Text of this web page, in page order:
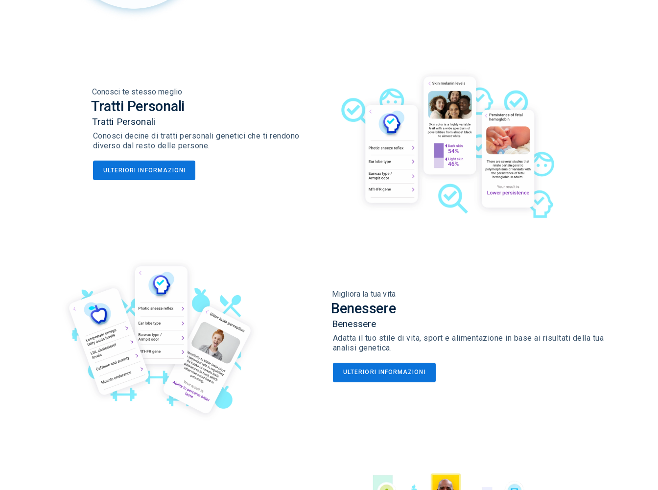
Conosci te stesso meglio
Tratti Personali
Tratti Personali
Conosci decine di tratti personali genetici che ti rendono
diverso dal resto delle persone.
ULTERIORI INFORMAZIONI
Migliora la tua vita
Benessere
Benessere
Adatta il tuo stile di vita, sport e alimentazione in base ai risultati della tua
analisi genetica.
ULTERIORI INFORMAZIONI